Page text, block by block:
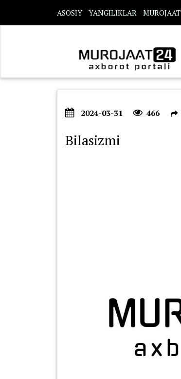
ASOSIY YANGILIKLAR MUROJAAT
2024-03-31 466
Bilasizmi